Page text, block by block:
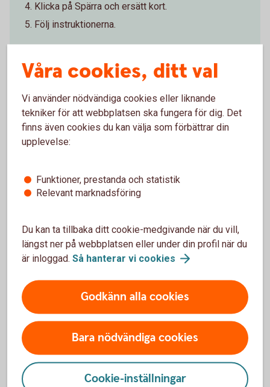
Klicka på Spärra och ersätt kort.
Följ instruktionerna.
Spärra barns kort
Under 18 år – spärra ditt bankkort
Även du som har ett bankkort för unga - Mastercard
ung - kan spärra ditt kort i appen. Om du själv har
spärrat ditt kort, så behöver sedan din förälder eller
vårdnadshavare ringa oss för att ersätta det.
Våra cookies, ditt val
Vi använder nödvändiga cookies eller liknande
tekniker för att webbplatsen ska fungera för dig. Det
finns även cookies du kan välja som förbättrar din
upplevelse:
Funktioner, prestanda och statistik
Relevant marknadsföring
Du kan ta tillbaka ditt cookie-medgivande när du vill,
längst ner på webbplatsen eller under din profil när du
är inloggad. Så hanterar vi cookies
Godkänn alla cookies
Bara nödvändiga cookies
Cookie-inställningar